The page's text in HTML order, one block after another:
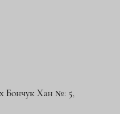
Бончук Хан №: 5,